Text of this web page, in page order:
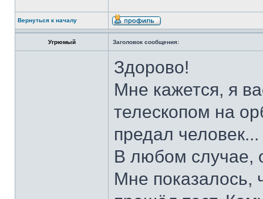
Вернуться к началу
Угрюмый Заголовок сообщения:
Здорово!
Мне кажется, я
телескопом на
предал
В любом случае,
Мне показалось,